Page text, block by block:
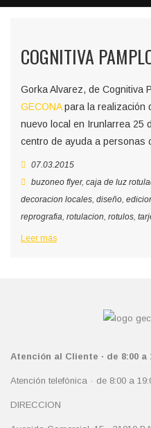
COGNITIVA
Gorka Alvarez, de Cognitiva
GECONApara la realización
nuevo local en Irunlarrea 25
centro de ayuda a personas
07.03.2015
buzoneo flyer, caja de luz
decoracion locales, diseño,
reprografia, rotulacion, rotulos,
Leer más
Atención al Cliente · de 8:00 a
Atención telefónica · de 8:00 a
DIRECCION